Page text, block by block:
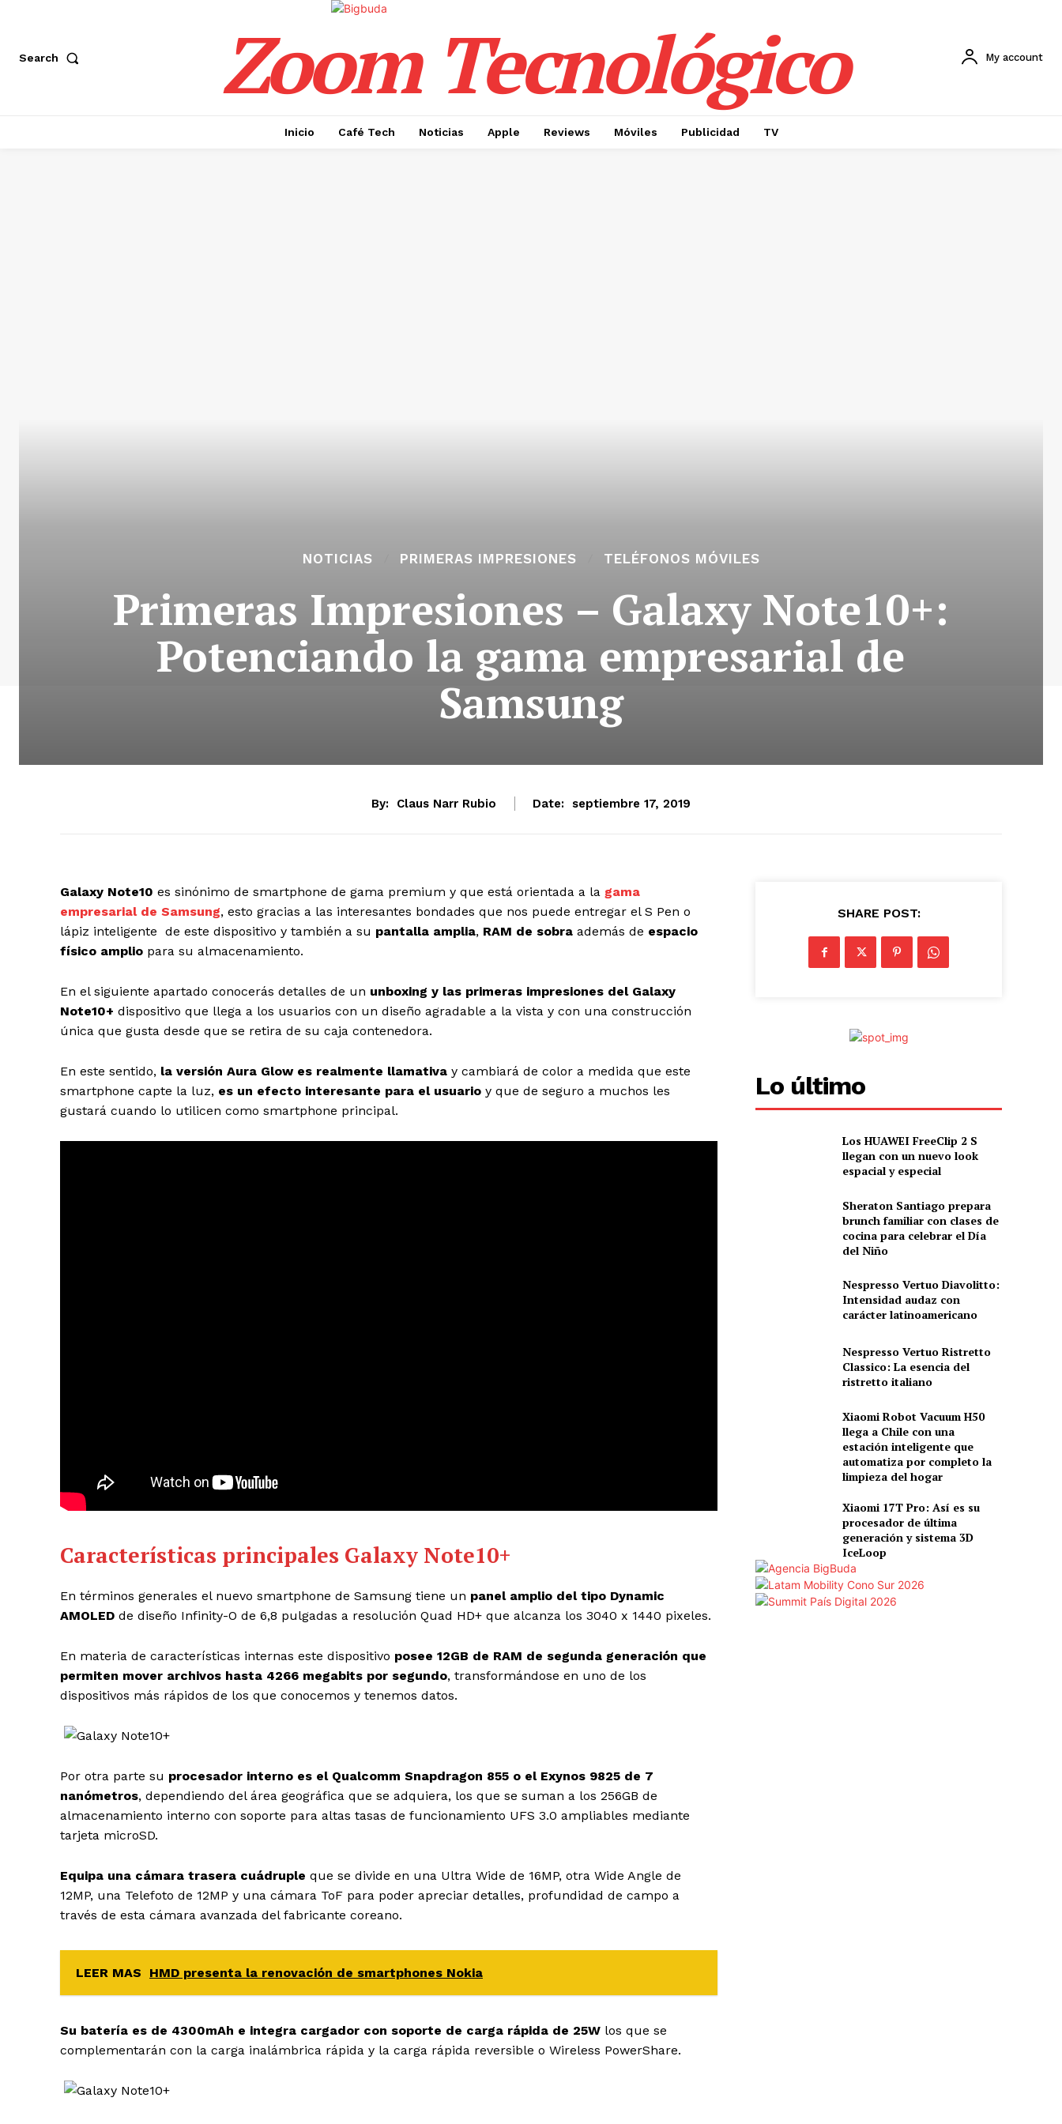
Search Zoom Tecnológico My account
Inicio Café Tech Noticias Apple Reviews Móviles Publicidad TV
NOTICIAS PRIMERAS IMPRESIONES TELÉFONOS MÓVILES
Primeras Impresiones – Galaxy Note10+:
Potenciando la gama empresarial de
Samsung
By: Claus Narr Rubio Date: septiembre 17, 2019
Galaxy Note10 es sinónimo de smartphone de gama premium y que está orientada a la gama
empresarial de Samsung, esto gracias a las interesantes bondades que nos puede entregar el S Pen o
lápiz inteligente de este dispositivo y también a su pantalla amplia, RAM de sobra además de espacio
físico amplio para su almacenamiento.
En el siguiente apartado conocerás detalles de un unboxing y las primeras impresiones del Galaxy
Note10+ dispositivo que llega a los usuarios con un diseño agradable a la vista y con una construcción
única que gusta desde que se retira de su caja contenedora.
En este sentido, la versión Aura Glow es realmente llamativa y cambiará de color a medida que este
smartphone capte la luz, es un efecto interesante para el usuario y que de seguro a muchos les
gustará cuando lo utilicen como smartphone principal.
Características principales Galaxy Note10+
En términos generales el nuevo smartphone de Samsung tiene un panel amplio del tipo Dynamic
AMOLED de diseño Infinity-O de 6,8 pulgadas a resolución Quad HD+ que alcanza los 3040 x 1440 pixeles.
En materia de características internas este dispositivo posee 12GB de RAM de segunda generación que
permiten mover archivos hasta 4266 megabits por segundo, transformándose en uno de los
dispositivos más rápidos de los que conocemos y tenemos datos.
Por otra parte su procesador interno es el Qualcomm Snapdragon 855 o el Exynos 9825 de 7
nanómetros, dependiendo del área geográfica que se adquiera, los que se suman a los 256GB de
almacenamiento interno con soporte para altas tasas de funcionamiento UFS 3.0 ampliables mediante
tarjeta microSD.
Equipa una cámara trasera cuádruple que se divide en una Ultra Wide de 16MP, otra Wide Angle de
12MP, una Telefoto de 12MP y una cámara ToF para poder apreciar detalles, profundidad de campo a
través de esta cámara avanzada del fabricante coreano.
LEER MAS HMD presenta la renovación de smartphones Nokia
Su batería es de 4300mAh e integra cargador con soporte de carga rápida de 25W los que se
complementarán con la carga inalámbrica rápida y la carga rápida reversible o Wireless PowerShare.
SHARE POST:
Lo último
Los HUAWEI FreeClip 2 S
llegan con un nuevo look
espacial y especial
Sheraton Santiago prepara
brunch familiar con clases de
cocina para celebrar el Día
del Niño
Nespresso Vertuo Diavolitto:
Intensidad audaz con
carácter latinoamericano
Nespresso Vertuo Ristretto
Classico: La esencia del
ristretto italiano
Xiaomi Robot Vacuum H50
llega a Chile con una
estación inteligente que
automatiza por completo la
limpieza del hogar
Xiaomi 17T Pro: Así es su
procesador de última
generación y sistema 3D
IceLoop